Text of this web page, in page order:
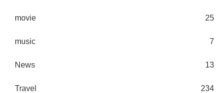
movie 25
music 7
News 13
Travel 234